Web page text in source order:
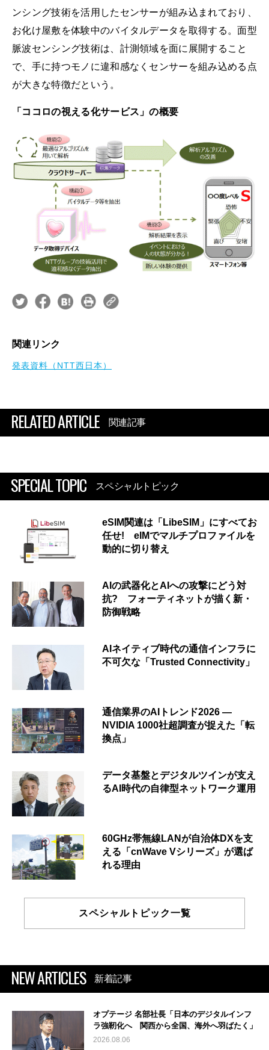
ンシング技術を活用したセンサーが組み込まれており、
お化け屋敷を体験中のバイタルデータを取得する。面型
脈波センシング技術は、計測領域を面に展開すること
で、手に持つモノに違和感なくセンサーを組み込める点
が大きな特徴だという。
「ココロの視える化サービス」の概要
関連リンク
発表資料（NTT西日本）
RELATED ARTICLE 関連記事
SPECIAL TOPIC スペシャルトピック
eSIM関連は「LibeSIM」にすべてお
任せ! eIMでマルチプロファイルを
動的に切り替え
AIの武器化とAIへの攻撃にどう対
抗? フォーティネットが描く新・
防御戦略
AIネイティブ時代の通信インフラに
不可欠な「Trusted Connectivity」
通信業界のAIトレンド2026 ―
NVIDIA 1000社超調査が捉えた「転
換点」
データ基盤とデジタルツインが支え
るAI時代の自律型ネットワーク運用
60GHz帯無線LANが自治体DXを支
える「cnWave Vシリーズ」が選ば
れる理由
スペシャルトピック一覧
NEW ARTICLES 新着記事
オプテージ 名部社長「日本のデジタルインフ
ラ強靭化へ 関西から全国、海外へ羽ばたく」
2026.08.06